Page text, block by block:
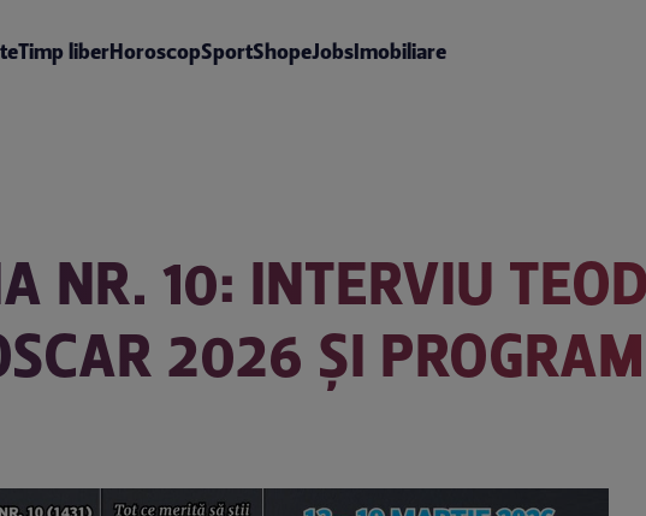
Timp liberHoroscopSportShopeJobsImobiliare
NR. 10: INTERVIU
2026 ȘI